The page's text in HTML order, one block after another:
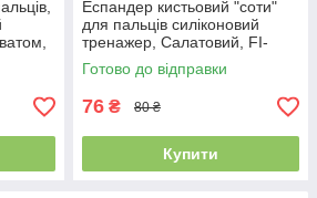
Еспандер кистьовий "соти"
для пальців силіконовий
тренажер, Салатовий, FI-
6871
Готово до відправки
76 ₴ 80 ₴
Купити